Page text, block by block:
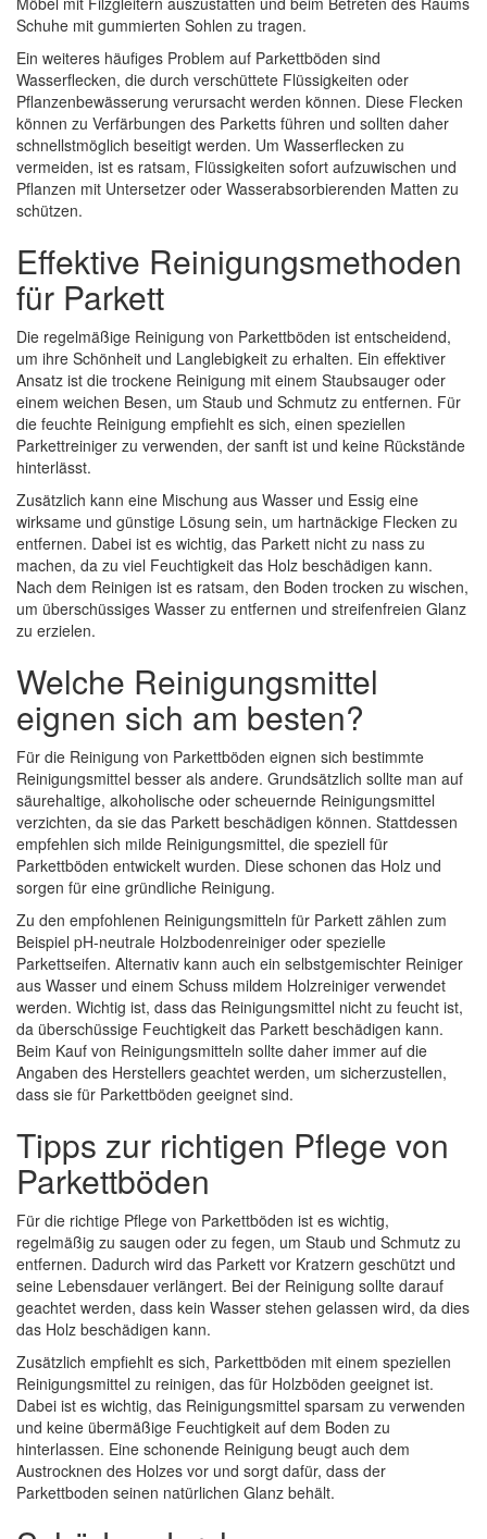
Schuhe mit gummierten Sohlen zu tragen.
Ein weiteres häufiges Problem auf Parkettböden sind
Wasserflecken, die durch verschüttete Flüssigkeiten oder
Pflanzenbewässerung verursacht werden können. Diese Flecken
können zu Verfärbungen des Parketts führen und sollten daher
schnellstmöglich beseitigt werden. Um Wasserflecken zu
vermeiden, ist es ratsam, Flüssigkeiten sofort aufzuwischen und
Pflanzen mit Untersetzer oder Wasserabsorbierenden Matten zu
schützen.
Effektive Reinigungsmethoden
für Parkett
Die regelmäßige Reinigung von Parkettböden ist entscheidend,
um ihre Schönheit und Langlebigkeit zu erhalten. Ein effektiver
Ansatz ist die trockene Reinigung mit einem Staubsauger oder
einem weichen Besen, um Staub und Schmutz zu entfernen. Für
die feuchte Reinigung empfiehlt es sich, einen speziellen
Parkettreiniger zu verwenden, der sanft ist und keine Rückstände
hinterlässt.
Zusätzlich kann eine Mischung aus Wasser und Essig eine
wirksame und günstige Lösung sein, um hartnäckige Flecken zu
entfernen. Dabei ist es wichtig, das Parkett nicht zu nass zu
machen, da zu viel Feuchtigkeit das Holz beschädigen kann.
Nach dem Reinigen ist es ratsam, den Boden trocken zu wischen,
um überschüssiges Wasser zu entfernen und streifenfreien Glanz
zu erzielen.
Welche Reinigungsmittel
eignen sich am besten?
Für die Reinigung von Parkettböden eignen sich bestimmte
Reinigungsmittel besser als andere. Grundsätzlich sollte man auf
säurehaltige, alkoholische oder scheuernde Reinigungsmittel
verzichten, da sie das Parkett beschädigen können. Stattdessen
empfehlen sich milde Reinigungsmittel, die speziell für
Parkettböden entwickelt wurden. Diese schonen das Holz und
sorgen für eine gründliche Reinigung.
Zu den empfohlenen Reinigungsmitteln für Parkett zählen zum
Beispiel pH-neutrale Holzbodenreiniger oder spezielle
Parkettseifen. Alternativ kann auch ein selbstgemischter Reiniger
aus Wasser und einem Schuss mildem Holzreiniger verwendet
werden. Wichtig ist, dass das Reinigungsmittel nicht zu feucht ist,
da überschüssige Feuchtigkeit das Parkett beschädigen kann.
Beim Kauf von Reinigungsmitteln sollte daher immer auf die
Angaben des Herstellers geachtet werden, um sicherzustellen,
dass sie für Parkettböden geeignet sind.
Tipps zur richtigen Pflege von
Parkettböden
Für die richtige Pflege von Parkettböden ist es wichtig,
regelmäßig zu saugen oder zu fegen, um Staub und Schmutz zu
entfernen. Dadurch wird das Parkett vor Kratzern geschützt und
seine Lebensdauer verlängert. Bei der Reinigung sollte darauf
geachtet werden, dass kein Wasser stehen gelassen wird, da dies
das Holz beschädigen kann.
Zusätzlich empfiehlt es sich, Parkettböden mit einem speziellen
Reinigungsmittel zu reinigen, das für Holzböden geeignet ist.
Dabei ist es wichtig, das Reinigungsmittel sparsam zu verwenden
und keine übermäßige Feuchtigkeit auf dem Boden zu
hinterlassen. Eine schonende Reinigung beugt auch dem
Austrocknen des Holzes vor und sorgt dafür, dass der
Parkettboden seinen natürlichen Glanz behält.